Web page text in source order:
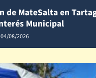
de MateSalta en
Municipal
04/08/2026